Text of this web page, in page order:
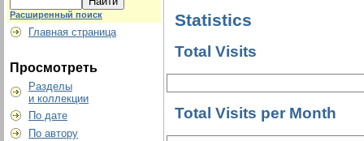
Расширенный поиск
Главная страница
Просмотреть
Разделы
и коллекции
По дате
По автору
Statistics
Total Visits
Total Visits per Month